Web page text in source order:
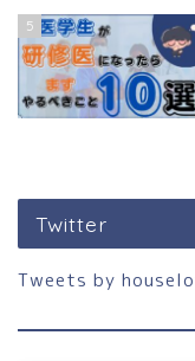
5
Twitter
Tweets by